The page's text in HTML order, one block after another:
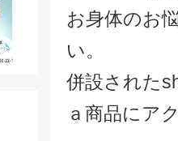
お身体のお
い。
併設された
ａ商品にア